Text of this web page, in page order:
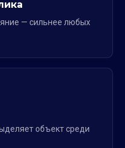
— сильнее любых
объект среди